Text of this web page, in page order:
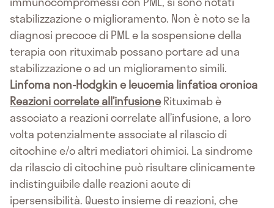
stabilizzazione o miglioramento. Non è noto se la
diagnosi precoce di PML e la sospensione della
terapia con rituximab possano portare ad una
stabilizzazione o ad un miglioramento simili.
Linfoma non-Hodgkin e leucemia linfatica cronica
Reazioni correlate all’infusioneRituximab è
associato a reazioni correlate all’infusione, a loro
volta potenzialmente associate al rilascio di
citochine e/o altri mediatori chimici. La sindrome
da rilascio di citochine può risultare clinicamente
indistinguibile dalle reazioni acute di
ipersensibilità. Questo insieme di reazioni, che